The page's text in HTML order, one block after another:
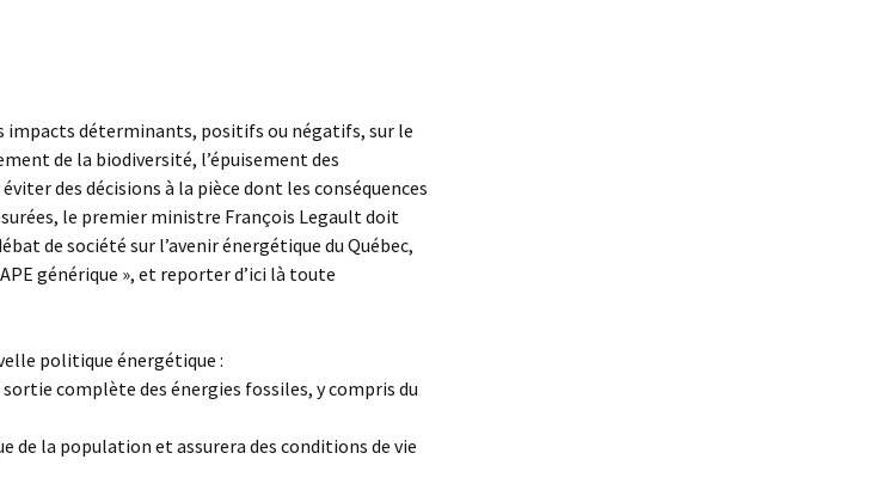
impacts déterminants, positifs ou négatifs, sur le
de la biodiversité, l’épuisement des
des décisions à la pièce dont les conséquences
le premier ministre François Legault doit
de société sur l’avenir énergétique du Québec,
générique », et reporter d’ici là toute
politique énergétique :
complète des énergies fossiles, y compris du
de la population et assurera des conditions de vie